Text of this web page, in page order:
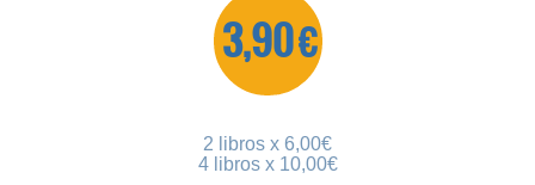
3,90 €
2 libros x 6,00€
4 libros x 10,00€